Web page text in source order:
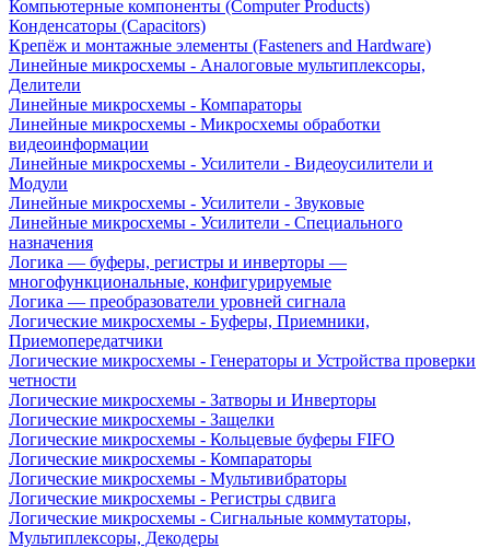
Компьютерные компоненты (Computer Products)
Конденсаторы (Capacitors)
Крепёж и монтажные элементы (Fasteners and Hardware)
Линейные микросхемы - Аналоговые мультиплексоры,
Делители
Линейные микросхемы - Компараторы
Линейные микросхемы - Микросхемы обработки
видеоинформации
Линейные микросхемы - Усилители - Видеоусилители и
Модули
Линейные микросхемы - Усилители - Звуковые
Линейные микросхемы - Усилители - Специального
назначения
Логика — буферы, регистры и инверторы —
многофункциональные, конфигурируемые
Логика — преобразователи уровней сигнала
Логические микросхемы - Буферы, Приемники,
Приемопередатчики
Логические микросхемы - Генераторы и Устройства проверки
четности
Логические микросхемы - Затворы и Инверторы
Логические микросхемы - Защелки
Логические микросхемы - Кольцевые буферы FIFO
Логические микросхемы - Компараторы
Логические микросхемы - Мультивибраторы
Логические микросхемы - Регистры сдвига
Логические микросхемы - Сигнальные коммутаторы,
Мультиплексоры, Декодеры